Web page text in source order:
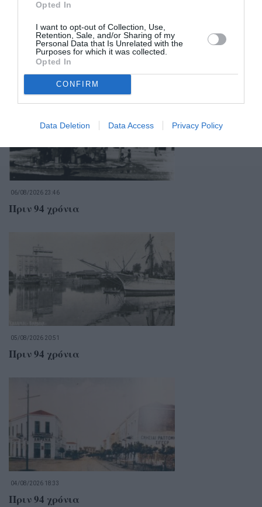
Opted In
I want to opt-out of Collection, Use,
Retention, Sale, and/or Sharing of my
Personal Data that Is Unrelated with the
Purposes for which it was collected.
Opted In
CONFIRM
Data Deletion Data Access Privacy Policy
Σχετικά Άρθρα
06/08/2026 23:46
Πριν 94 χρόνια
05/08/2026 20:51
Πριν 94 χρόνια
04/08/2026 18:33
Πριν 94 χρόνια